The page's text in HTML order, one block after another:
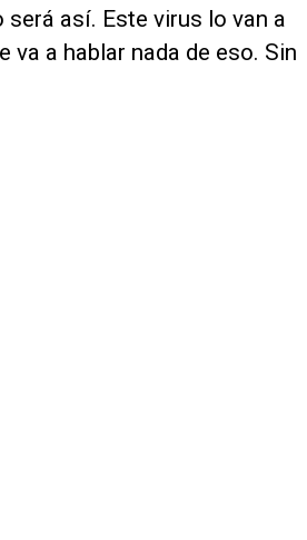
así. Este virus lo van a
a hablar nada de eso. Sin